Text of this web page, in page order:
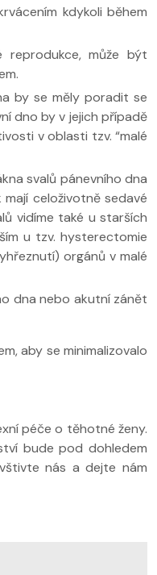
kdykoli během
může být
by se měly poradit se
dno by v jejich případě
v oblasti tzv. “malé
svalů pánevního dna
celoživotně sedavé
vidíme také u starších
u tzv. hysterectomie
orgánů v malé
dna nebo akutní zánět
aby se minimalizovalo
péče o těhotné ženy.
bude pod dohledem
nás a dejte nám